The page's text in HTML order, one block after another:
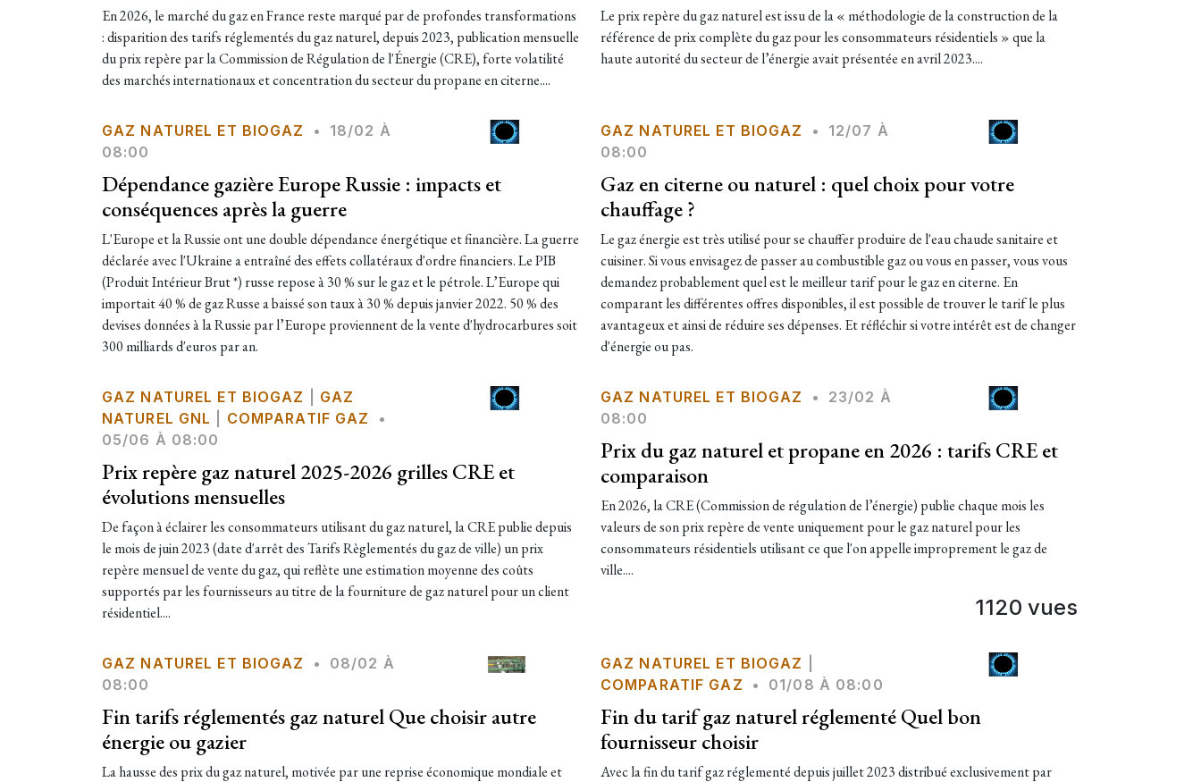
En 2026, le marché du gaz en France reste marqué par de profondes transformations
: disparition des tarifs réglementés du gaz naturel, depuis 2023, publication mensuelle
du prix repère par la Commission de Régulation de l'Énergie (CRE), forte volatilité
des marchés internationaux et concentration du secteur du propane en citerne....
Le prix repère du gaz naturel est issu de la « méthodologie de la construction de la
référence de prix complète du gaz pour les consommateurs résidentiels » que la
haute autorité du secteur de l’énergie avait présentée en avril 2023....
GAZ NATUREL ET BIOGAZ •
18/02 À
08:00
Dépendance gazière Europe Russie : impacts et
conséquences après la guerre
L'Europe et la Russie ont une double dépendance énergétique et financière. La guerre
déclarée avec l'Ukraine a entraîné des effets collatéraux d'ordre financiers. Le PIB
(Produit Intérieur Brut *) russe repose à 30 % sur le gaz et le pétrole. L’Europe qui
importait 40 % de gaz Russe a baissé son taux à 30 % depuis janvier 2022. 50 % des
devises données à la Russie par l’Europe proviennent de la vente d'hydrocarbures soit
300 milliards d'euros par an.​
GAZ NATUREL ET BIOGAZ •
12/07 À
08:00
Gaz en citerne ou naturel : quel choix pour votre
chauffage ?
Le gaz énergie est très utilisé pour se chauffer produire de l'eau chaude sanitaire et
cuisiner. Si vous envisagez de passer au combustible gaz ou vous en passer, vous vous
demandez probablement quel est le meilleur tarif pour le gaz en citerne. En
comparant les différentes offres disponibles, il est possible de trouver le tarif le plus
avantageux et ainsi de réduire ses dépenses. Et réfléchir si votre intérêt est de changer
d'énergie ou pas.
GAZ NATUREL ET BIOGAZ
GAZ
NATUREL GNL
COMPARATIF GAZ
•
05/06 À 08:00
Prix repère gaz naturel 2025-2026 grilles CRE et
évolutions mensuelles
De façon à éclairer les consommateurs utilisant du gaz naturel, la CRE publie depuis
le mois de juin 2023 (date d'arrêt des Tarifs Règlementés du gaz de ville) un prix
repère mensuel de vente du gaz, qui reflète une estimation moyenne des coûts
supportés par les fournisseurs au titre de la fourniture de gaz naturel pour un client
résidentiel....
GAZ NATUREL ET BIOGAZ •
23/02 À
08:00
Prix du gaz naturel et propane en 2026 : tarifs CRE et
comparaison
En 2026, la CRE (Commission de régulation de l’énergie) publie chaque mois les
valeurs de son prix repère de vente uniquement pour le gaz naturel pour les
consommateurs résidentiels utilisant ce que l'on appelle improprement le gaz de
ville....
1120 vues
GAZ NATUREL ET BIOGAZ •
08/02 À
08:00
Fin tarifs réglementés gaz naturel Que choisir autre
énergie ou gazier
La hausse des prix du gaz naturel, motivée par une reprise économique mondiale et
GAZ NATUREL ET BIOGAZ
COMPARATIF GAZ
• 01/08 À 08:00
Fin du tarif gaz naturel réglementé Quel bon
fournisseur choisir
Avec la fin du tarif gaz réglementé depuis juillet 2023 distribué exclusivement par